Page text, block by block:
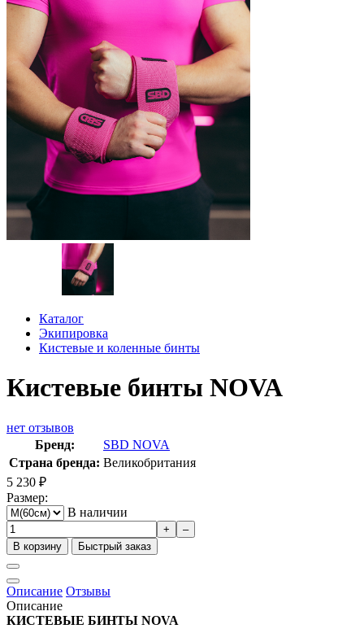
Каталог
Экипировка
Кистевые и коленные бинты
Кистевые бинты NOVA
нет отзывов
Бренд:
SBD NOVA
Страна бренда: Великобритания
5 230 ₽
Размер:
В наличии
+
–
В корзину
Быстрый заказ
Описание Отзывы
Описание
КИСТЕВЫЕ БИНТЫ NOVA